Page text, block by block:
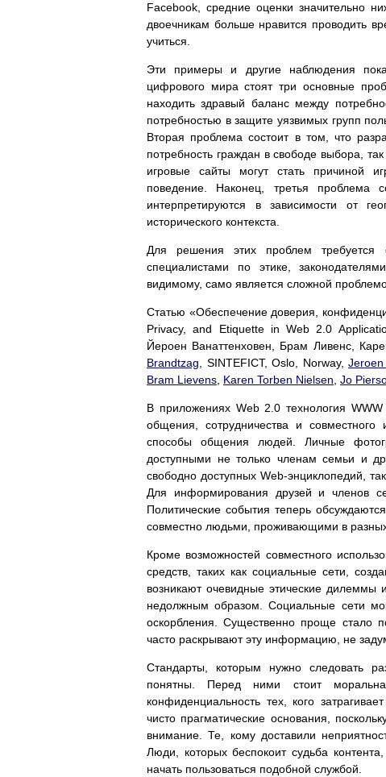
Facebook, средние оценки значительно
двоечникам больше нравится проводить
учиться.
Эти примеры и другие наблюдения
цифрового мира стоят три основные
находить здравый баланс между
потребностью в защите уязвимых групп
Вторая проблема состоит в том, что
потребность граждан в свободе выбора,
игровые сайты могут стать причиной
поведение. Наконец, третья проблема
интерпретируются в зависимости от
исторического контекста.
Для решения этих проблем требуется
специалистами по этике,
видимому, само является сложной
Статью «Обеспечение доверия,
Privacy, and Etiquette in Web 2.0
Йероен Ванаттенховен, Брам Ливенс,
Brandtzag , SINTEFICT, Oslo, Norway,
Bram Lievens Karen Torben Nielsen Jo
В приложениях Web 2.0 технология WWW
общения, сотрудничества и
способы общения людей. Личные
доступными не только членам семьи и
свободно доступных Web-энциклопедий,
Для информирования друзей и членов
Политические события теперь
совместно людьми, проживающими в разных
Кроме возможностей совместного
средств, таких как социальные сети,
возникают очевидные этические дилеммы
недолжным образом. Социальные сети
оскорбления. Существенно проще стало
часто раскрывают эту информацию, не
Стандарты, которым нужно следовать
понятны. Перед ними стоит
конфиденциальность тех, кого
чисто прагматические основания,
внимание. Те, кому доставили
Люди, которых беспокоит судьба
начать пользоваться подобной службой.